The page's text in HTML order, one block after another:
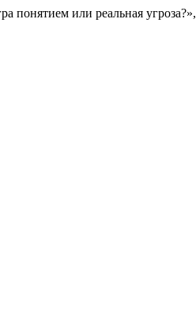
понятием или реальная угроза?»,